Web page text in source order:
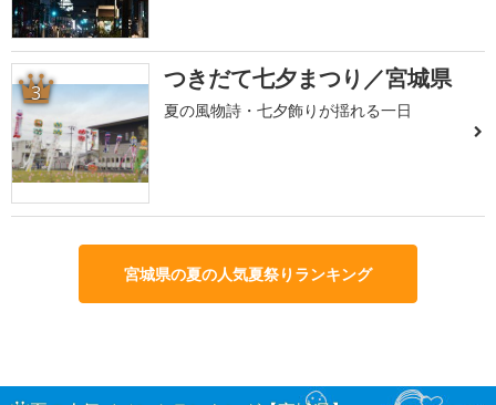
3 つきだて七夕まつり／宮城県
夏の風物詩・七夕飾りが揺れる一日
宮城県の夏の人気夏祭りランキング